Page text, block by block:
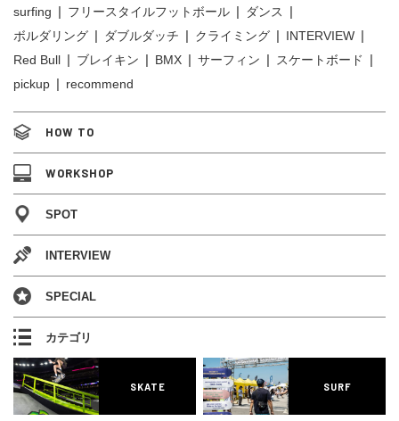
surfing
フリースタイルフットボール
ダンス
ボルダリング
ダブルダッチ クライミング
INTERVIEW
Red Bull
ブレイキン BMX サーフィン
スケートボード
pickup
recommend
HOW TO
WORKSHOP
SPOT
INTERVIEW
SPECIAL
カテゴリ
SKATE SURF